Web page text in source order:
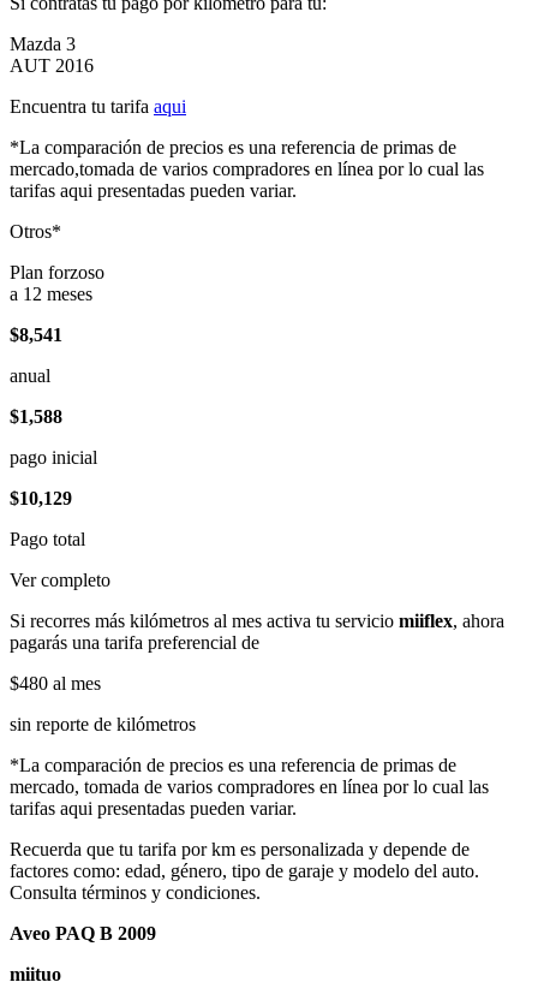
Mazda 3
AUT 2016
Encuentra tu tarifa aqui
*La comparación de precios es una referencia de primas de
mercado,tomada de varios compradores en línea por lo cual las
tarifas aqui presentadas pueden variar.
Otros*
Plan forzoso
a 12 meses
$8,541
anual
$1,588
pago inicial
$10,129
Pago total
Ver completo
Si recorres más kilómetros al mes activa tu servicio miiflex, ahora
pagarás una tarifa preferencial de
$480 al mes
sin reporte de kilómetros
*La comparación de precios es una referencia de primas de
mercado, tomada de varios compradores en línea por lo cual las
tarifas aqui presentadas pueden variar.
Recuerda que tu tarifa por km es personalizada y depende de
factores como: edad, género, tipo de garaje y modelo del auto.
Consulta términos y condiciones.
Aveo PAQ B 2009
miituo